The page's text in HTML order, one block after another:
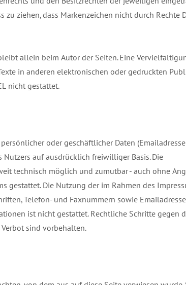
ziehen, dass Markenzeichen nicht durch Rechte
allein beim Autor der Seiten. Eine
in anderen elektronischen oder gedruckten
nicht gestattet.
oder geschäftlicher Daten
auf ausdrücklich freiwilliger Basis. Die
technisch möglich und zumutbar - auch ohne
gestattet. Die Nutzung der im Rahmen des
Telefon- und Faxnummern sowie
ist nicht gestattet. Rechtliche Schritte gegen
sind vorbehalten.